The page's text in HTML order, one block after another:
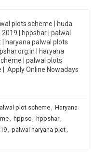
plots scheme | huda
| hppshar | palwal
| haryana palwal plots
| haryana
| palwal plots
| Apply Online Nowadays
plot scheme, Haryana
, hppsc, hppshar,
, palwal haryana plot,